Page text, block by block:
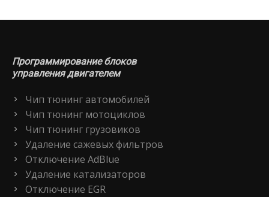
Программирование блоков
управления двигателем
Чип тюнинг автомобилей
Чип тюнинг мотоциклов
Чип тюнинг грузовиков
Удаление сажевых фильтров
Отключение AdBlue
Удаление катализаторов
Отключение EGR